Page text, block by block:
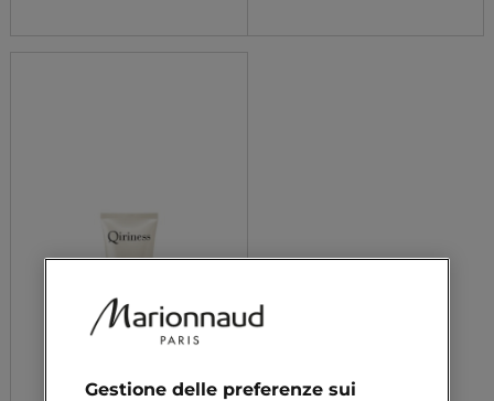
Gestione delle preferenze sui